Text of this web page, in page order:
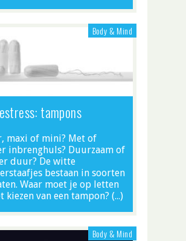
Body & Mind
tampons
maxi of mini? Met of
inbrenghuls? Duurzaam of
duur? De witte
bestaan in soorten
Waar moet je op letten
kiezen van een tampon? (…)
Body & Mind